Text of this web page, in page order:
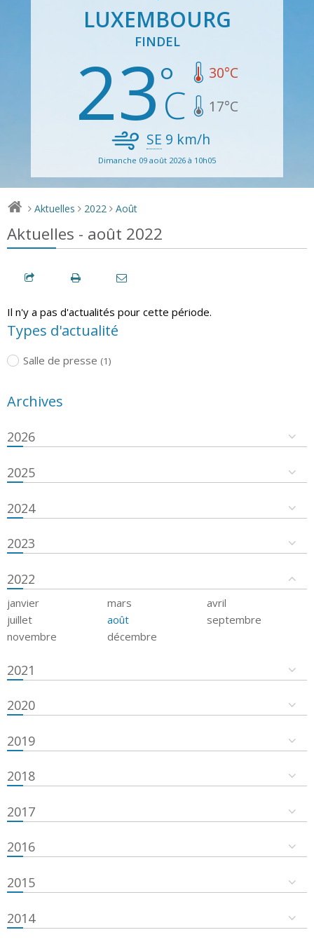
LUXEMBOURG
FINDEL
23 30°C
17°C
SE 9 km/h
Dimanche 09 août 2026 à 10h05
> Aktuelles > 2022 > Août
Aktuelles - août 2022
Il n'y a pas d'actualités pour cette période.
Types d'actualité
Salle de presse (1)
Archives
2026
2025
2024
2023
2022
janvier mars
avril
juillet
août
septembre
novembre
décembre
2021
2020
2019
2018
2017
2016
2015
2014